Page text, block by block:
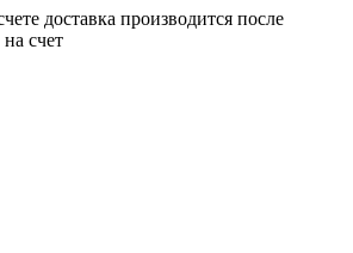
доставка производится после
счет